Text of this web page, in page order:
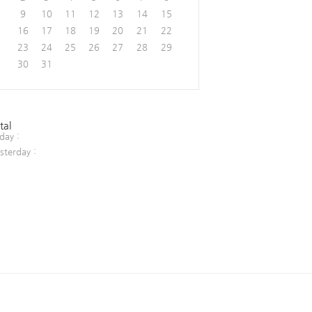
9
10 11 12 13 14
15
16
17 18 19 20 21
22
23
24 25 26 27 28
29
30
31
:
: